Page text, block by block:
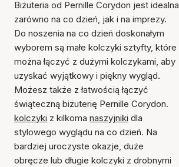
Biżuteria od Pernille Corydon jest idealna
zarówno na co dzień, jak i na imprezy.
Do noszenia na co dzień doskonałym
wyborem są małe kolczyki sztyfty, które
można łączyć z dużymi kolczykami, aby
uzyskać wyjątkowy i piękny wygląd.
Możesz także z łatwością łączyć
świąteczną biżuterię Pernille Corydon.
kolczyki z kilkoma naszyjniki dla
stylowego wyglądu na co dzień. Na
bardziej uroczyste okazje, duże
obręcze lub długie kolczyki z drobnymi